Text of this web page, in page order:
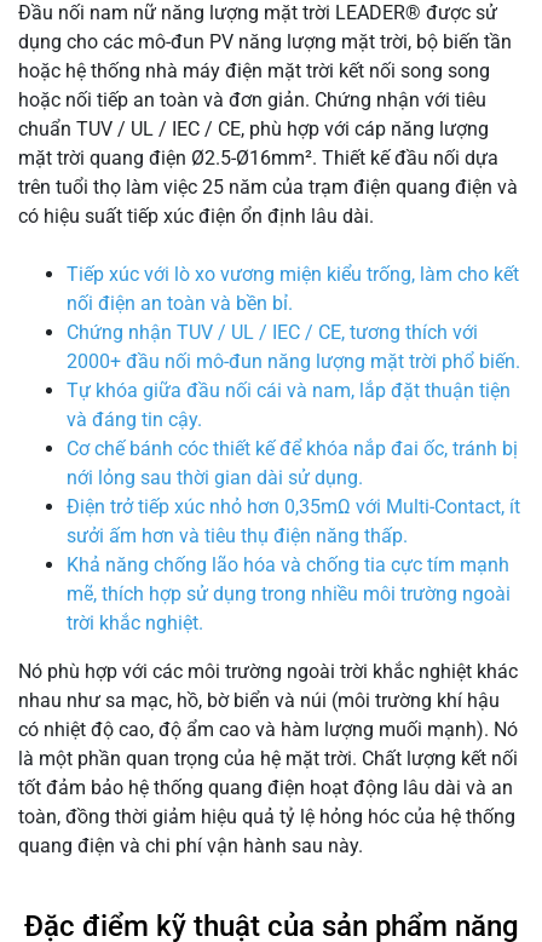
Đầu nối nam nữ năng lượng mặt trời LEADER® được sử
dụng cho các mô-đun PV năng lượng mặt trời, bộ biến tần
hoặc hệ thống nhà máy điện mặt trời kết nối song song
hoặc nối tiếp an toàn và đơn giản. Chứng nhận với tiêu
chuẩn TUV / UL / IEC / CE, phù hợp với cáp năng lượng
mặt trời quang điện Ø2.5-Ø16mm². Thiết kế đầu nối dựa
trên tuổi thọ làm việc 25 năm của trạm điện quang điện và
có hiệu suất tiếp xúc điện ổn định lâu dài.
Tiếp xúc với lò xo vương miện kiểu trống, làm cho kết
nối điện an toàn và bền bỉ.
Chứng nhận TUV / UL / IEC / CE, tương thích với
2000+ đầu nối mô-đun năng lượng mặt trời phổ biến.
Tự khóa giữa đầu nối cái và nam, lắp đặt thuận tiện
và đáng tin cậy.
Cơ chế bánh cóc thiết kế để khóa nắp đai ốc, tránh bị
nới lỏng sau thời gian dài sử dụng.
Điện trở tiếp xúc nhỏ hơn 0,35mΩ với Multi-Contact, ít
sưởi ấm hơn và tiêu thụ điện năng thấp.
Khả năng chống lão hóa và chống tia cực tím mạnh
mẽ, thích hợp sử dụng trong nhiều môi trường ngoài
trời khắc nghiệt.
Nó phù hợp với các môi trường ngoài trời khắc nghiệt khác
nhau như sa mạc, hồ, bờ biển và núi (môi trường khí hậu
có nhiệt độ cao, độ ẩm cao và hàm lượng muối mạnh). Nó
là một phần quan trọng của hệ mặt trời. Chất lượng kết nối
tốt đảm bảo hệ thống quang điện hoạt động lâu dài và an
toàn, đồng thời giảm hiệu quả tỷ lệ hỏng hóc của hệ thống
quang điện và chi phí vận hành sau này.
Đặc điểm kỹ thuật của sản phẩm năng